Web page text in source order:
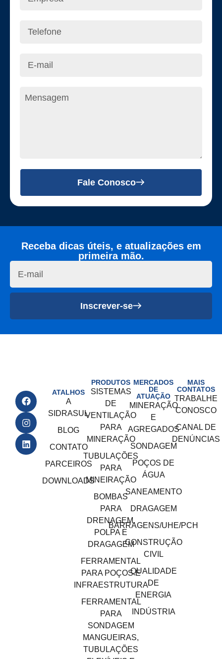
Fale Conosco
Receba dicas úteis, e atualizações em
primeira mão.
Inscrever-se
ATALHOS
A
SIDRASUL
BLOG
CONTATO
PARCEIROS
DOWNLOADS
PRODUTOS
SISTEMAS
DE
VENTILAÇÃO
PARA
MINERAÇÃO
TUBULAÇÕES
PARA
MINEIRAÇÃO
BOMBAS
PARA
DRENAGEM,
POLPA E
DRAGAGEM
FERRAMENTAL
PARA POÇOS E
INFRAESTRUTURA
FERRAMENTAL
PARA
SONDAGEM
MANGUEIRAS,
TUBULAÇÕES
MERCADOS
DE
ATUAÇÃO
MINERAÇÃO
E
AGREGADOS
SONDAGEM
POÇOS DE
ÁGUA
SANEAMENTO
DRAGAGEM
BARRAGENS/UHE/PCH
CONSTRUÇÃO
CIVIL
QUALIDADE
DE
ENERGIA
INDÚSTRIA
MAIS
CONTATOS
TRABALHE
CONOSCO
CANAL DE
DENÚNCIAS